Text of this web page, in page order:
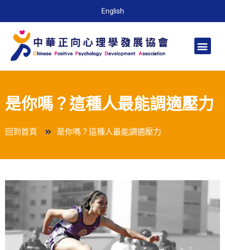
English
是你嗎？這種人最能調適壓力
回到首頁 是你嗎？這種人最能調適壓力